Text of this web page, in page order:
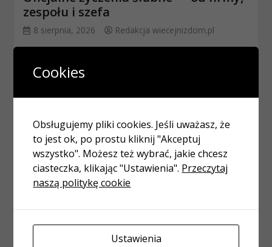
zespołu i szefa
8 sierpnia, 2026 Redakcja wiecejnizdom.pl
ŻYCZENIA
Cytaty o miłości na ślub — sentencje
na kartkę i zaproszenie
Cookies
Obsługujemy pliki cookies. Jeśli uważasz, że
to jest ok, po prostu kliknij "Akceptuj
wszystko". Możesz też wybrać, jakie chcesz
ciasteczka, klikając "Ustawienia". Przeczytaj
naszą politykę cookie
Ustawienia